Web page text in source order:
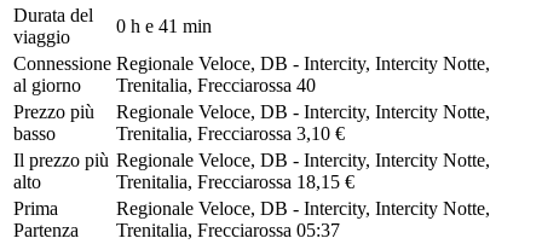
Durata del
viaggio
0 h e 41 min
Connessione
al giorno
Regionale Veloce, DB - Intercity, Intercity Notte,
Trenitalia, Frecciarossa 40
Prezzo più
basso
Regionale Veloce, DB - Intercity, Intercity Notte,
Trenitalia, Frecciarossa 3,10 €
Il prezzo più
alto
Regionale Veloce, DB - Intercity, Intercity Notte,
Trenitalia, Frecciarossa 18,15 €
Prima
Partenza
Regionale Veloce, DB - Intercity, Intercity Notte,
Trenitalia, Frecciarossa 05:37